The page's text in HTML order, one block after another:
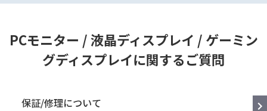
PCモニター / 液晶ディスプレイ / ゲーミン
グディスプレイに関するご質問
保証/修理について